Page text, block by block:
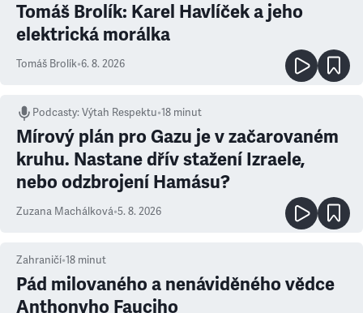
Tomáš Brolík: Karel Havlíček a jeho
elektrická morálka
Tomáš Brolík•6. 8. 2026
Podcasty:Výtah Respektu•18 minut
Mírový plán pro Gazu je v začarovaném
kruhu. Nastane dřív stažení Izraele,
nebo odzbrojení Hamásu?
Zuzana Machálková•5. 8. 2026
Zahraničí•18 minut
Pád milovaného a nenáviděného vědce
Anthonyho Fauciho